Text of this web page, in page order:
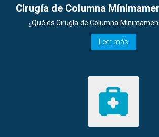
Cirugía de Columna
¿Qué es Cirugía de Columna
Leer más